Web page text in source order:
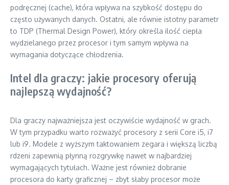
podręcznej (cache), która wpływa na szybkość dostępu do
często używanych danych. Ostatni, ale równie istotny parametr
to TDP (Thermal Design Power), który określa ilość ciepła
wydzielanego przez procesor i tym samym wpływa na
wymagania dotyczące chłodzenia.
Intel dla graczy: jakie procesory oferują
najlepszą wydajność?
Dla graczy najważniejsza jest oczywiście wydajność w grach.
W tym przypadku warto rozważyć procesory z serii Core i5, i7
lub i9. Modele z wyższym taktowaniem zegara i większą liczbą
rdzeni zapewnią płynną rozgrywkę nawet w najbardziej
wymagających tytułach. Ważne jest również dobranie
procesora do karty graficznej – zbyt słaby procesor może